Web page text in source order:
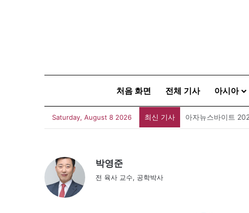
처음 화면 전체 기사 아시아
Saturday, August 8 2026 최신 기사 폐버스를 청년주택
박영준
전 육사 교수, 공학박사